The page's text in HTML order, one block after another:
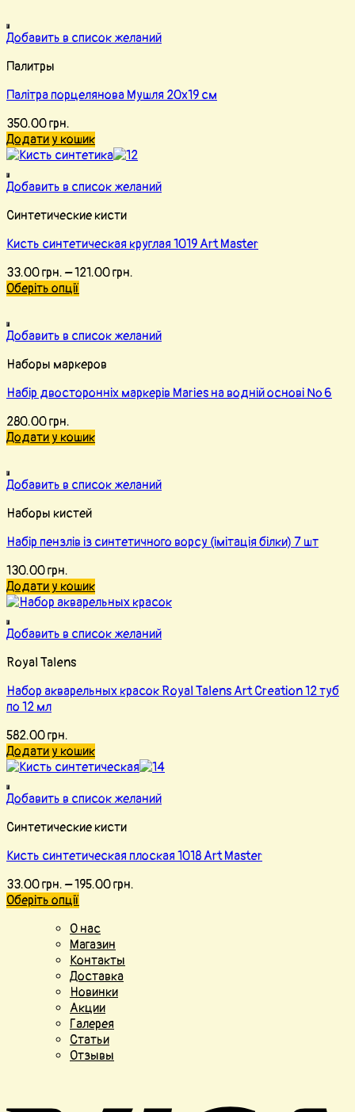
Добавить в список желаний
Палитры
Палітра порцелянова Мушля 20х19 см
350.00грн.
Додати у кошик
Добавить в список желаний
Синтетические кисти
Кисть синтетическая круглая 1019 Art Master
33.00грн. –121.00грн.
Оберіть опції
Добавить в список желаний
Наборы маркеров
Набір двосторонніх маркерів Maries на водній основі № 6
280.00грн.
Додати у кошик
Добавить в список желаний
Наборы кистей
Набір пензлів із синтетичного ворсу (імітація білки) 7 шт
130.00грн.
Додати у кошик
Добавить в список желаний
Royal Talens
Набор акварельных красок Royal Talens Art Creation 12 туб
по 12 мл
582.00грн.
Додати у кошик
Добавить в список желаний
Синтетические кисти
Кисть синтетическая плоская 1018 Art Master
33.00грн. –195.00грн.
Оберіть опції
О нас
Магазин
Контакты
Доставка
Новинки
Акции
Галерея
Статьи
Отзывы